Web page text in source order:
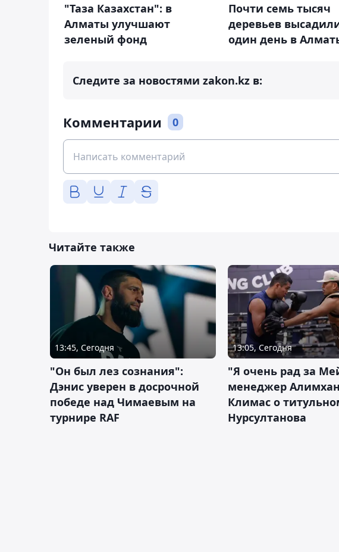
"Таза Казахстан": в
Алматы улучшают
зеленый фонд
Почти семь тысяч
деревьев
один день в
Следите за новостями zakon.kz в:
Комментарии 0
Читайте также
13:45, Сегодня
"Он был лез сознания":
Дэнис уверен в досрочной
победе над Чимаевым на
турнире RAF
13:05, Сегодня
"Я очень рад за
менеджер
Климас о
Нурсултанова